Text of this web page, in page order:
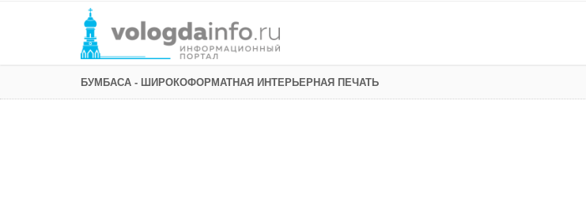
БУМБАСА - ШИРОКОФОРМАТНАЯ ИНТЕРЬЕРНАЯ ПЕЧАТЬ